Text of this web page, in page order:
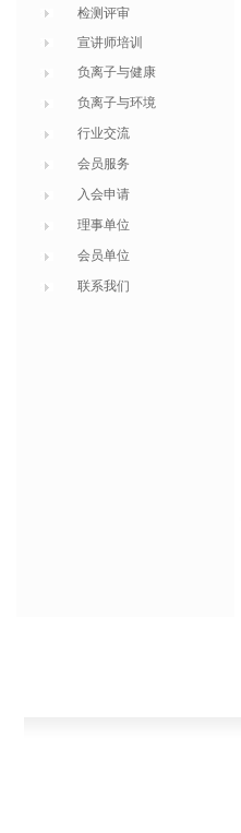
检测评审
宣讲师培训
负离子与健康
负离子与环境
行业交流
会员服务
入会申请
理事单位
会员单位
联系我们